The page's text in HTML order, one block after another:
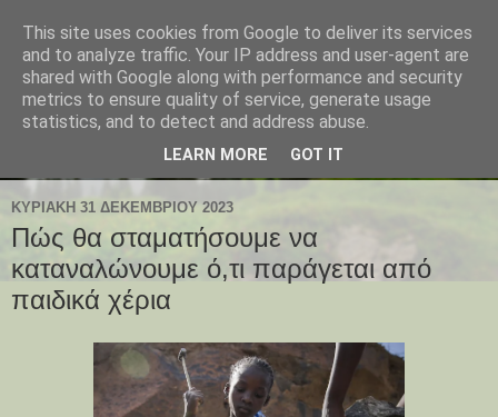
ΚΥΡΙΑΚΉ 31 ΔΕΚΕΜΒΡΊΟΥ 2023
Πώς θα σταματήσουμε να
καταναλώνουμε ό,τι παράγεται από
παιδικά χέρια
This site uses cookies from Google to deliver its services
and to analyze traffic. Your IP address and user-agent are
shared with Google along with performance and security
metrics to ensure quality of service, generate usage
statistics, and to detect and address abuse.
LEARN MORE GOT IT